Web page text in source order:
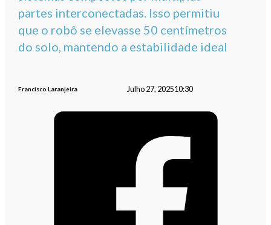
partes interconectadas. Isso permitiu
que o robô se elevasse 50 centímetros
do solo, mantendo a estabilidade ideal
Francisco Laranjeira Julho 27, 202510:30